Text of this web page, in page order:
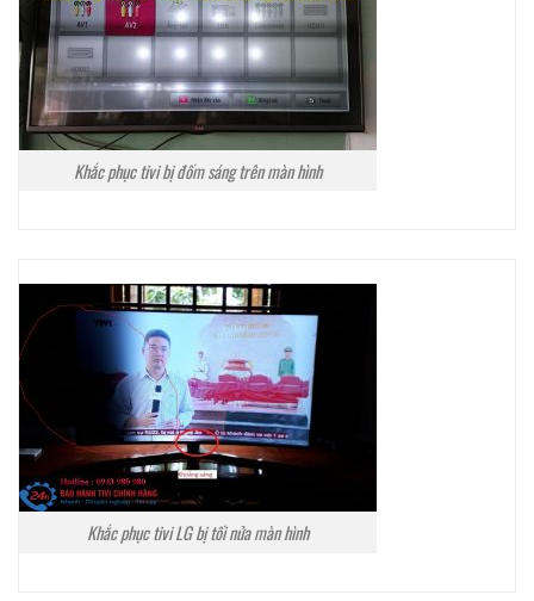
Khắc phục tivi bị đốm sáng trên màn hình
Khắc phục tivi LG bị tối nửa màn hình